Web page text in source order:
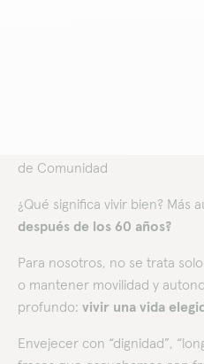
de Comunidad
¿Qué significa vivir bien? Más
después de los 60 años?
Para nosotros, no se trata
o mantener movilidad y
profundo: vivir una vida
Envejecer con “dignidad”,